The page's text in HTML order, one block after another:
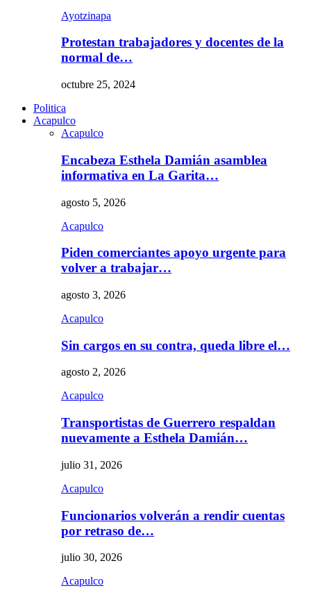
Ayotzinapa
Protestan trabajadores y docentes de la
normal de…
octubre 25, 2024
Politica
Acapulco
Acapulco
Encabeza Esthela Damián asamblea
informativa en La Garita…
agosto 5, 2026
Acapulco
Piden comerciantes apoyo urgente para
volver a trabajar…
agosto 3, 2026
Acapulco
Sin cargos en su contra, queda libre el…
agosto 2, 2026
Acapulco
Transportistas de Guerrero respaldan
nuevamente a Esthela Damián…
julio 31, 2026
Acapulco
Funcionarios volverán a rendir cuentas
por retraso de…
julio 30, 2026
Acapulco